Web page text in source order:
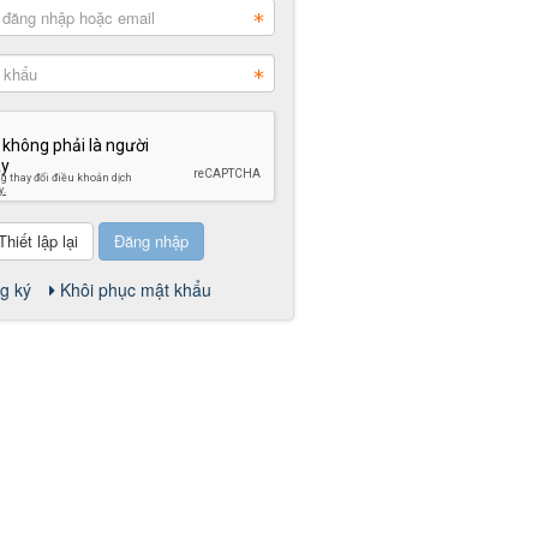
Đăng nhập
ký Khôi phục mật khẩu